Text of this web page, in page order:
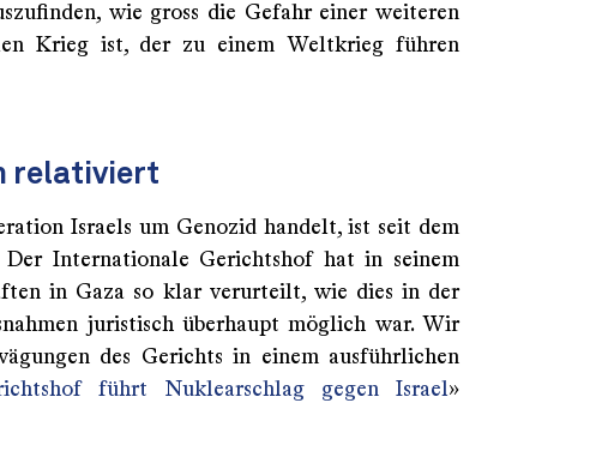
wie gross die Gefahr einer weiteren
Krieg ist, der zu einem Weltkrieg führen
relativiert
Israels um Genozid handelt, ist seit dem
Der Internationale Gerichtshof hat in seinem
in Gaza so klar verurteilt, wie dies in der
juristisch überhaupt möglich war. Wir
des Gerichts in einem ausführlichen
führt Nuklearschlag gegen Israel»